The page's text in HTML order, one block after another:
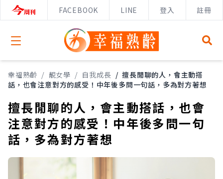
FACEBOOK LINE 登入 註冊
Open menu
幸福熟齡 / 靚女學 / 自我成長 / 擅長閒聊的人，會主動搭
話，也會注意對方的感受！中年後多問一句話，多為對方著想
擅長閒聊的人，會主動搭話，也會
注意對方的感受！中年後多問一句
話，多為對方著想